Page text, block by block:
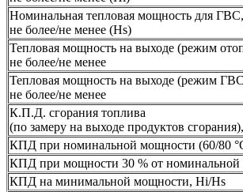
Номинальная тепловая мощность для ГВС,
не более/не менее (Hs)
Тепловая мощность на выходе (режим
не более/не менее
Тепловая мощность на выходе (режим
не более/не менее
К.П.Д. сгорания топлива
(по замеру на выходе продуктов
КПД при номинальной мощности (60/80
КПД при мощности 30 % от номинальной
КПД на минимальной мощности, Hi/Hs